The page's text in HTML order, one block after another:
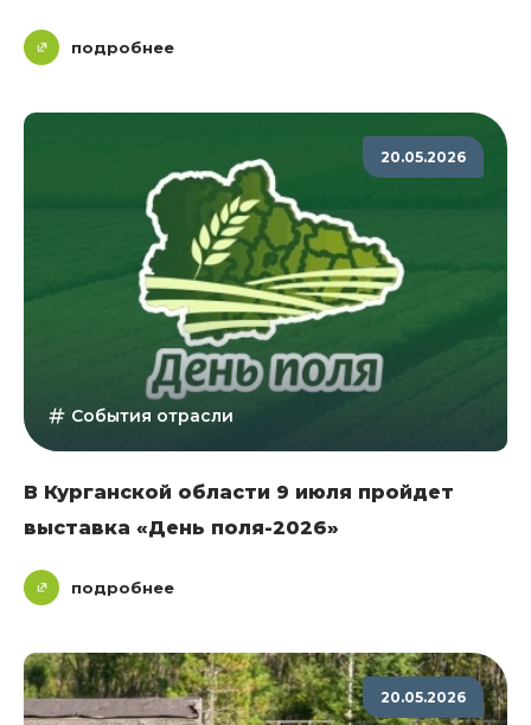
подробнее
20.05.2026
События отрасли
В Курганской области 9 июля пройдет
выставка «День поля-2026»
подробнее
20.05.2026